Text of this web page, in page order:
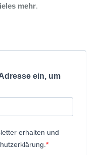
mehr.
ein, um
erhalten und